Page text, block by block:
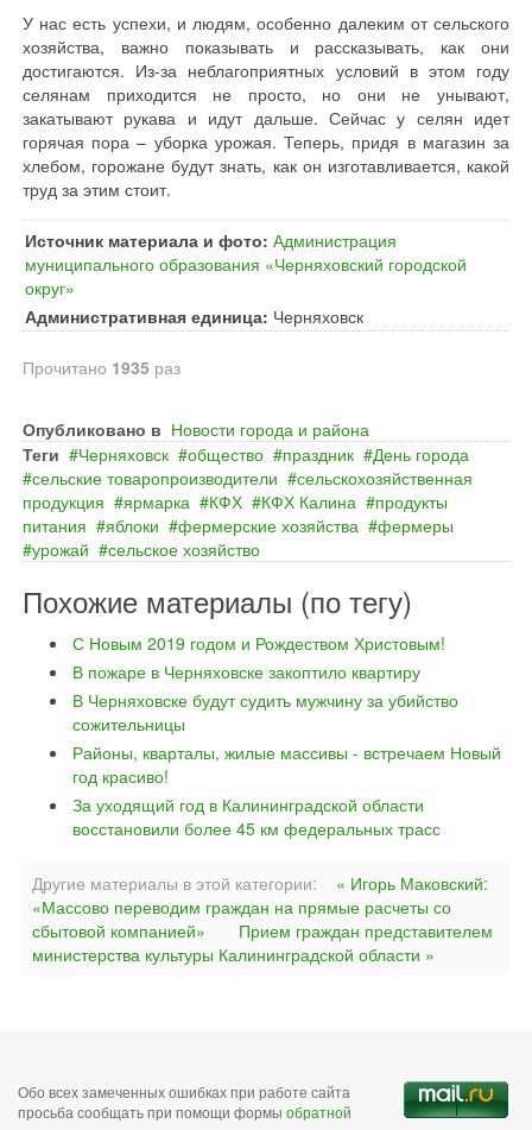
У нас есть успехи, и людям, особенно далеким от сельского
хозяйства, важно показывать и рассказывать, как они
достигаются. Из-за неблагоприятных условий в этом году
селянам приходится не просто, но они не унывают,
закатывают рукава и идут дальше. Сейчас у селян идет
горячая пора – уборка урожая. Теперь, придя в магазин за
хлебом, горожане будут знать, как он изготавливается, какой
труд за этим стоит.
Источник материала и фото: Администрация
муниципального образования «Черняховский городской
округ»
Административная единица: Черняховск
Прочитано 1935 раз
Опубликовано в Новости города и района
Теги
Черняховск общество праздник
День города
сельские товаропроизводители
сельскохозяйственная
продукция
ярмарка КФХ КФХ Калина
продукты
питания
яблоки фермерские хозяйства
фермеры
урожай
сельское хозяйство
Похожие материалы (по тегу)
С Новым 2019 годом и Рождеством Христовым!
В пожаре в Черняховске закоптило квартиру
В Черняховске будут судить мужчину за убийство
сожительницы
Районы, кварталы, жилые массивы - встречаем Новый
год красиво!
За уходящий год в Калининградской области
восстановили более 45 км федеральных трасс
Другие материалы в этой категории:
« Игорь Маковский:
«Массово переводим граждан на прямые расчеты со
сбытовой компанией»
Прием граждан представителем
министерства культуры Калининградской области »
Обо всех замеченных ошибках при работе сайта
просьба сообщать при помощи формы обратной